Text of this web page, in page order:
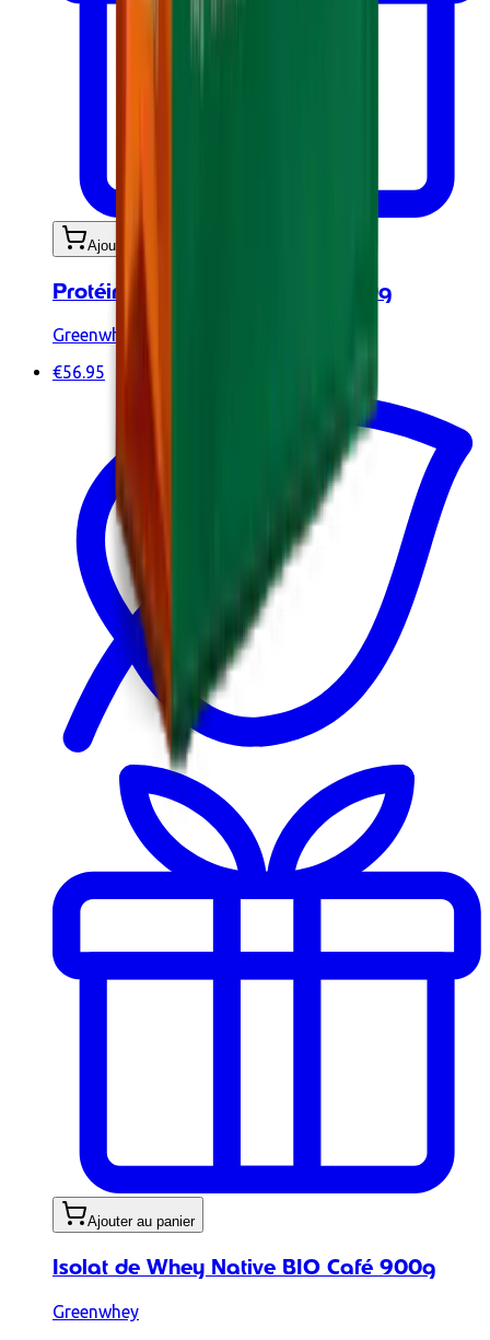
Ajouter au panier
Protéine Végétale BIO Café 900g
Greenwhey
€56.95
Ajouter au panier
Isolat de Whey Native BIO Café 900g
Greenwhey